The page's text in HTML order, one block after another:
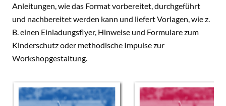
Anleitungen, wie das Format vorbereitet, durchgeführt
und nachbereitet werden kann und liefert Vorlagen, wie z.
B. einen Einladungsflyer, Hinweise und Formulare zum
Kinderschutz oder methodische Impulse zur
Workshopgestaltung.